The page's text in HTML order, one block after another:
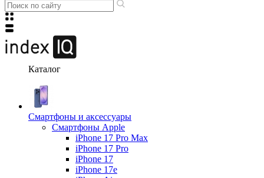
Каталог
Смартфоны и аксессуары
Смартфоны Apple
iPhone 17 Pro Max
iPhone 17 Pro
iPhone 17
iPhone 17e